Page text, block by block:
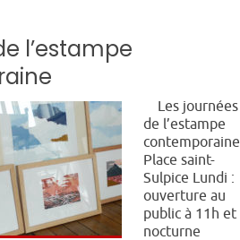
l’estampe
Les journées
de l’estampe
contemporaine
Place saint-
Sulpice Lundi :
ouverture au
public à 11h et
nocturne